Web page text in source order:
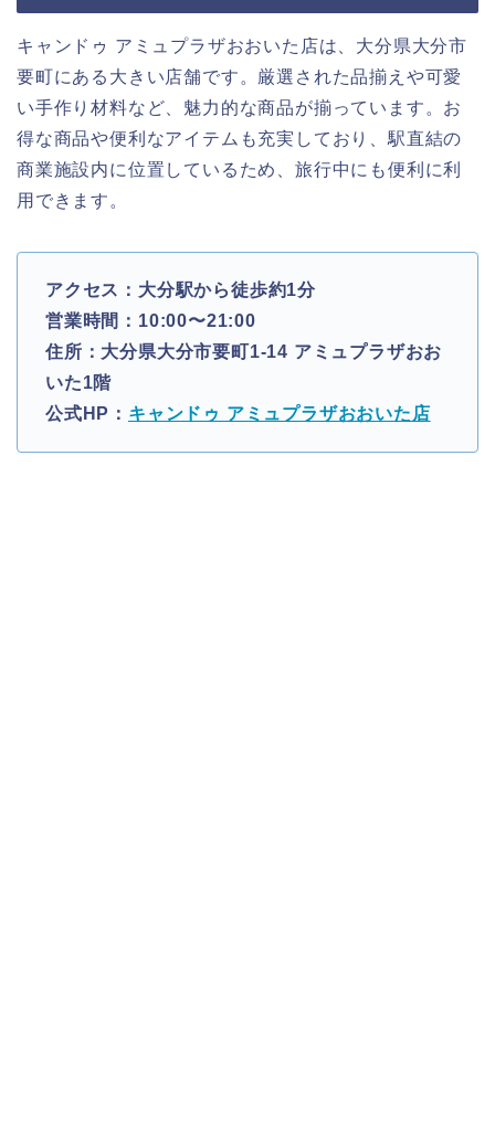
キャンドゥ アミュプラザおおいた店は、大分県大分市
要町にある大きい店舗です。厳選された品揃えや可愛
い手作り材料など、魅力的な商品が揃っています。お
得な商品や便利なアイテムも充実しており、駅直結の
商業施設内に位置しているため、旅行中にも便利に利
用できます。
アクセス：大分駅から徒歩約1分
営業時間：10:00〜21:00
住所：大分県大分市要町1-14 アミュプラザおお
いた1階
公式HP： キャンドゥ アミュプラザおおいた店